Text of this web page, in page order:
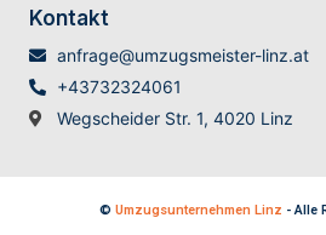
Kontakt
anfrage@umzugsmeister-linz.at
+43732324061
Wegscheider Str. 1, 4020 Linz
© Umzugsunternehmen Linz - Alle